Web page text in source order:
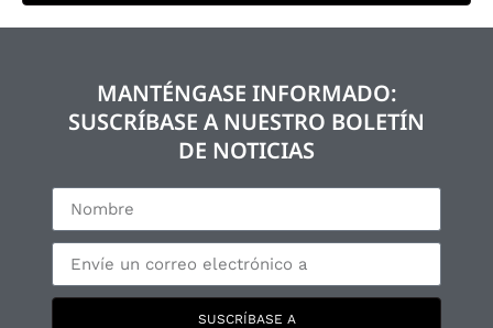
MANTÉNGASE INFORMADO:
SUSCRÍBASE A NUESTRO BOLETÍN
DE NOTICIAS
SUSCRÍBASE A